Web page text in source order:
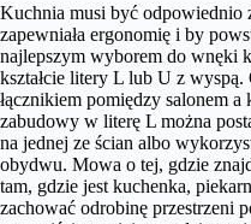
Kuchnia musi być odpowiednio
zapewniała ergonomię i by
najlepszym wyborem do wnęki
kształcie litery L lub U z
łącznikiem pomiędzy salonem
zabudowy w literę L można
na jednej ze ścian albo
obydwu. Mowa o tej, gdzie
tam, gdzie jest kuchenka,
zachować odrobinę przestrzeni